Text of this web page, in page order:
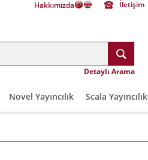
Hakkımızda İletişim
Detaylı Arama
Novel Yayıncılık Scala Yayıncılık